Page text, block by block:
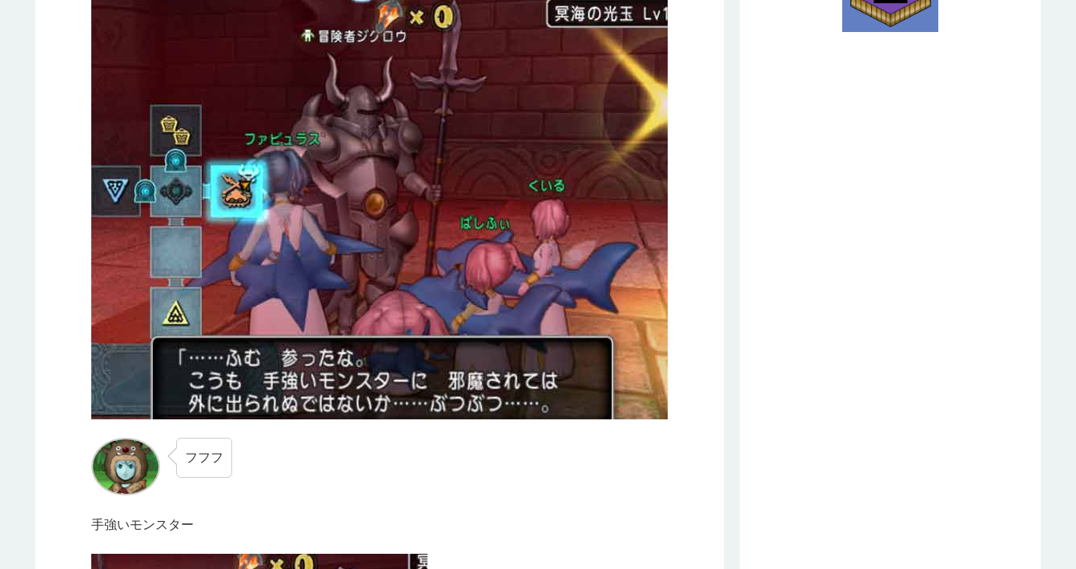
フフフ
手強いモンスター